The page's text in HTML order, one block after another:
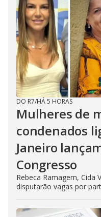
DO R7/HÁ 5 HORAS
Mulheres de
condenados
Janeiro
Congresso
Rebeca Ramagem, Cida
disputarão vagas por